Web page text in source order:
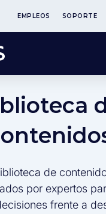
EMPLEOS SOPORTE
de
por expertos
frente a